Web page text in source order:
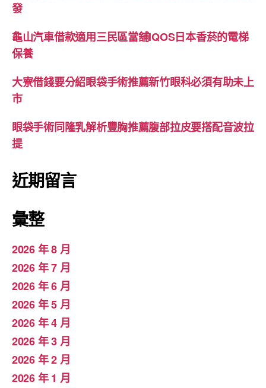
發
龜山汽車借款適用三民區當舖IQOS日本香菸的電梯
保養
大寮借錢要分紹眼袋手術推薦新竹眼科必須有助未上
市
眼袋手術同隆乳解析豐胸推薦腹部拉皮要搭配音波拉
提
近期留言
彙整
2026 年 8 月
2026 年 7 月
2026 年 6 月
2026 年 5 月
2026 年 4 月
2026 年 3 月
2026 年 2 月
2026 年 1 月